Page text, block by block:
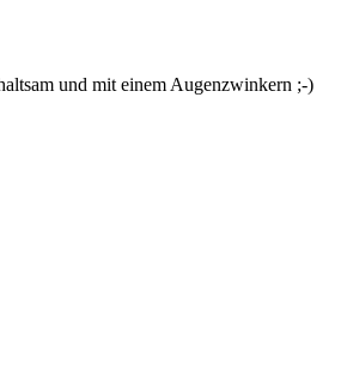
und mit einem Augenzwinkern ;-)